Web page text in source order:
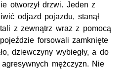
otworzył drzwi. Jeden z
odjazd pojazdu, stanął
z zewnątrz wraz z pomocą
forsowali zamknięte
dziewczyny wybiegły, a do
mężczyzn. Nie